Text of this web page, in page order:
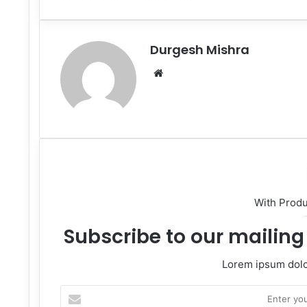
Email
Durgesh Mishra
Website
With
Subscribe to our
Lorem ipsum
Enter